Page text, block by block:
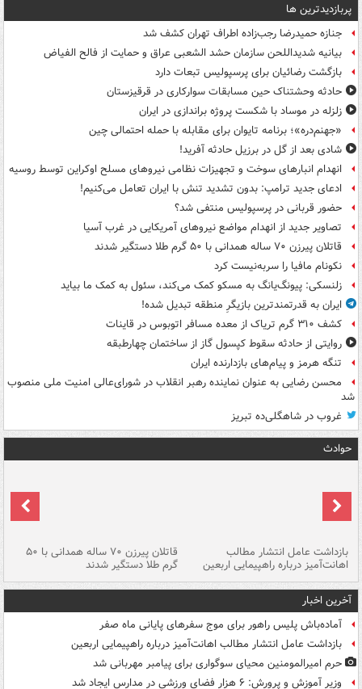
پربازدیدترین ها
جنازه حمیدرضا رجب‌زاده اطراف تهران کشف شد
بیانیه شدیداللحن سازمان حشد الشعبی عراق و حمایت از فالح الفیاض
بازگشت رضائیان برای پرسپولیس تبعات دارد
حادثه وحشتناک حین مسابقات سوارکاری در قرقیزستان
زلزله در موساد با شکست پروژه براندازی در ایران
«جهنم‌دره»؛ برنامه تایوان برای مقابله با حمله احتمالی چین
شادی بعد از گل در برزیل حادثه آفرید!
انهدام انبارهای سوخت و تجهیزات نظامی نیروهای مسلح اوکراین توسط روسیه
ادعای جدید ترامپ: بدون تشدید تنش با ایران تعامل می‌کنیم!
حضور قربانی در پرسپولیس منتفی شد؟
تصاویر جدید از انهدام مواضع نیروهای آمریکایی در غرب آسیا
قاتلان پیرزن ۷۰ ساله همدانی با ۵۰ گرم طلا دستگیر شدند
نکونام مافیا را سربه‌نیست کرد
زلنسکی: پیونگ‌یانگ به مسکو کمک می‌کند، سئول به کمک ما بیاید
ایران به قدرتمندترین بازیگرِ منطقه تبدیل شده!
کشف ۳۱۰ گرم تریاک از معده مسافر اتوبوس در قاینات
روایتی از حادثه سقوط کپسول گاز از ساختمان چهارطبقه
تنگه هرمز و پیام‌های بازدارنده ایران
محسن رضایی به عنوان نماینده رهبر انقلاب در شورای‌عالی امنیت ملی منصوب
شد
غروب در شاهگلی‌ده تبریز
حوادث
بازداشت عامل انتشار مطالب
اهانت‌آمیز درباره راهپیمایی اربعین
قاتلان پیرزن ۷۰ ساله همدانی با ۵۰
گرم طلا دستگیر شدند
آخرین اخبار
آماده‌باش پلیس راهور برای موج سفرهای پایانی ماه صفر
بازداشت عامل انتشار مطالب اهانت‌آمیز درباره راهپیمایی اربعین
حرم امیرالمومنین محیای سوگواری برای پیامبر مهربانی شد
وزیر آموزش و پرورش: ۶ هزار فضای ورزشی در مدارس ایجاد شد